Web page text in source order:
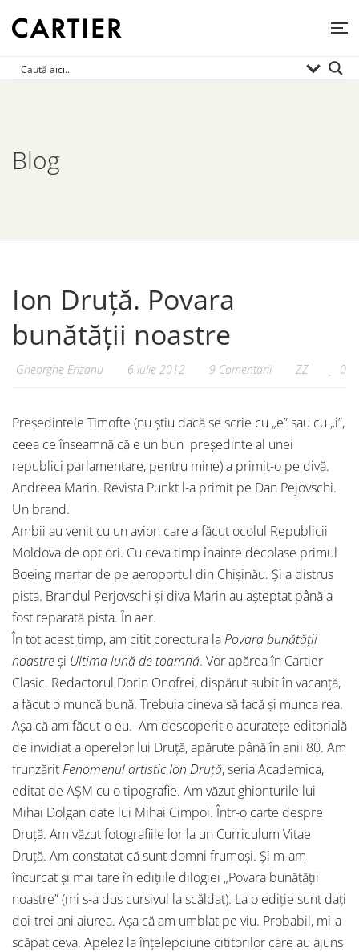
Blog
Ion Druță. Povara
bunătății noastre
Gheorghe Erizanu 6 iulie 2012 9 Comentarii ZZ 0
Președintele Timofte (nu știu dacă se scrie cu „e” sau cu „i”,
ceea ce înseamnă că e un bun președinte al unei
republici parlamentare, pentru mine) a primit-o pe divă.
Andreea Marin. Revista Punkt l-a primit pe Dan Pejovschi.
Un brand.
Ambii au venit cu un avion care a făcut ocolul Republicii
Moldova de opt ori. Cu ceva timp înainte decolase primul
Boeing marfar de pe aeroportul din Chișinău. Și a distrus
pista. Brandul Perjovschi și diva Marin au așteptat până a
fost reparată pista. În aer.
În tot acest timp, am citit corectura laPovara bunătății
noastreși Ultima lună de toamnă. Vor apărea în Cartier
Clasic. Redactorul Dorin Onofrei, dispărut subit în vacanță,
a făcut o muncă bună. Trebuia cineva să facă și munca rea.
Așa că am făcut-o eu. Am descoperit o acuratețe editorială
de invidiat a operelor lui Druță, apărute până în anii 80. Am
frunzăritFenomenul artistic Ion Druță, seria Academica,
editat de AȘM cu o tipografie. Am văzut ghionturile lui
Mihai Dolgan date lui Mihai Cimpoi. Într-o carte despre
Druță. Am văzut fotografiile lor la un Curriculum Vitae
Druță. Am constatat că sunt domni frumoși. Și m-am
încurcat și mai tare în edițiile dilogiei „Povara bunătății
noastre” (mi s-a dus cursivul la scăldat). La o ediție sunt dați
doi-trei ani aiurea. Așa că am umblat pe viu. Probabil, mi-a
scăpat ceva. Apelez la înțelepciune cititorilor care au ajuns